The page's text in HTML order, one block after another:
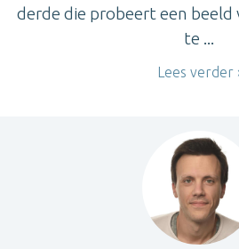
derde die probeert een beeld
te ...
Lees verder